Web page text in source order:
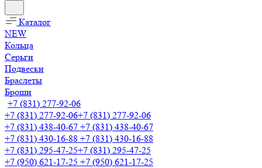
Каталог
NEW
Кольца
Серьги
Подвески
Браслеты
Броши
+7 (831) 277-92-06
+7 (831) 277-92-06+7 (831) 277-92-06
+7 (831) 438-40-67 +7 (831) 438-40-67
+7 (831) 430-16-88 +7 (831) 430-16-88
+7 (831) 295-47-25+7 (831) 295-47-25
+7 (950) 621-17-25 +7 (950) 621-17-25